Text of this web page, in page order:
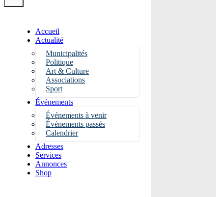
Accueil
Actualité
Municipalités
Politique
Art & Culture
Associations
Sport
Événements
Événements à venir
Événements passés
Calendrier
Adresses
Services
Annonces
Shop